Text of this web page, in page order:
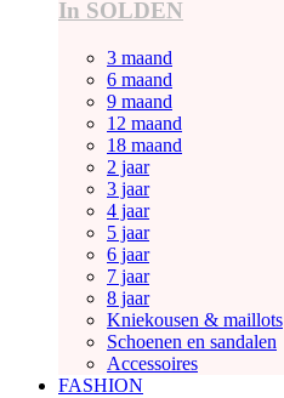
In SOLDEN
3 maand
6 maand
9 maand
12 maand
18 maand
2 jaar
3 jaar
4 jaar
5 jaar
6 jaar
7 jaar
8 jaar
Kniekousen & maillots
Schoenen en sandalen
Accessoires
FASHION